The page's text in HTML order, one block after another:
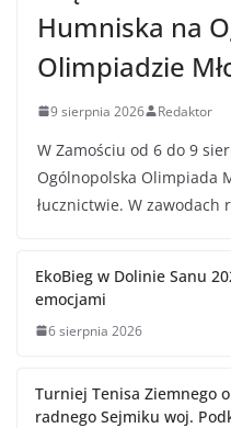
Humniska na
Olimpiadzie
9 sierpnia 2026 Redaktor
W Zamościu od 6 do 9
Ogólnopolska Olimpiada
łucznictwie. W zawodach
EkoBieg w Dolinie Sanu
emocjami
6 sierpnia 2026
Turniej Tenisa Ziemnego
radnego Sejmiku woj.